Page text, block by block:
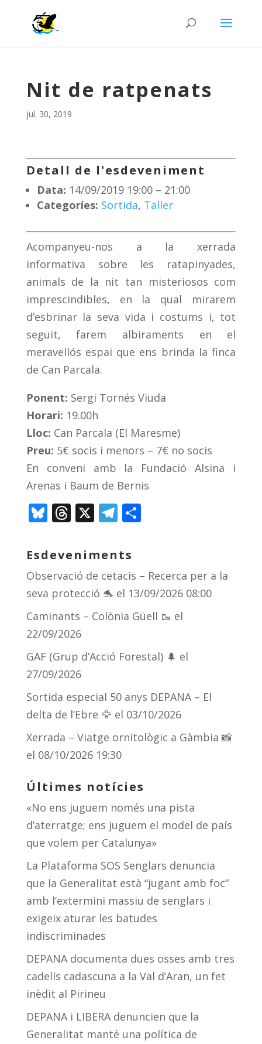
Nit de ratpenats
jul. 30, 2019
Detall de l'esdeveniment
Data: 14/09/2019 19:00– 21:00
Categoríes: Sortida, Taller
Acompanyeu-nos a la xerrada
informativa sobre les ratapinyades,
animals de la nit tan misteriosos com
imprescindibles, en la qual mirarem
d’esbrinar la seva vida i costums i, tot
seguit, farem albiraments en el
meravellós espai que ens brinda la finca
de Can Parcala.
Ponent: Sergi Tornés Viuda
Horari: 19.00h
Lloc: Can Parcala (El Maresme)
Preu: 5€ socis i menors – 7€ no socis
En conveni amb la Fundació Alsina i
Arenas i Baum de Bernis
Bl
e
sk
y
T
re
a
d
s
X T
e
gr
a
m
C
p
ar
te
ix
Esdeveniments
Observació de cetacis – Recerca per a la
seva protecció 🐬 el 13/09/2026 08:00
Caminants – Colònia Güell 🥾 el
22/09/2026
GAF (Grup d’Acció Forestal) 🌲 el
27/09/2026
Sortida especial 50 anys DEPANA – El
delta de l’Ebre 🦅 el 03/10/2026
Xerrada – Viatge ornitològic a Gàmbia 📸
el 08/10/2026 19:30
Últimes notícies
«No ens juguem només una pista
d’aterratge; ens juguem el model de país
que volem per Catalunya»
La Plataforma SOS Senglars denuncia
que la Generalitat està “jugant amb foc”
amb l’extermini massiu de senglars i
exigeix aturar les batudes
indiscriminades
DEPANA documenta dues osses amb tres
cadells cadascuna a la Val d’Aran, un fet
inèdit al Pirineu
DEPANA i LIBERA denuncien que la
Generalitat manté una política de